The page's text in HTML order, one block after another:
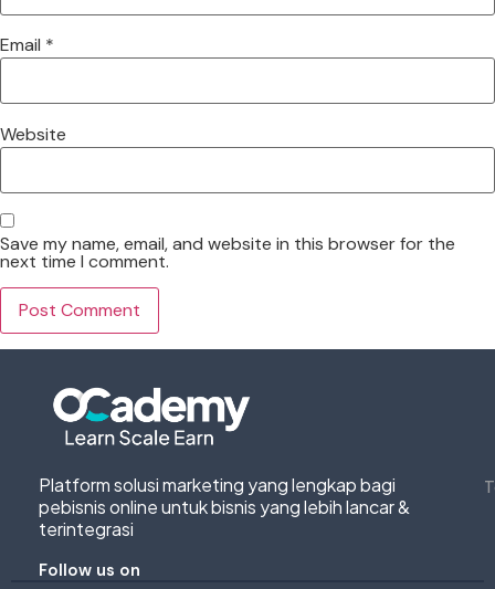
Email *
Website
Save my name, email, and website in this browser for the
next time I comment.
Platform solusi marketing yang lengkap bagi
pebisnis online untuk bisnis yang lebih lancar &
terintegrasi
Follow us on